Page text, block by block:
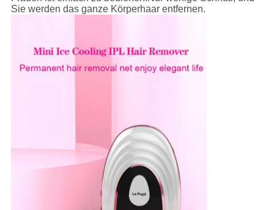
Sie werden das ganze Körperhaar entfernen.